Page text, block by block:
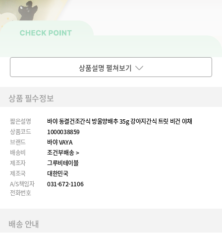
상품설명 펼쳐보기
상품 필수정보
짧은설명
바야 동결건조간식 방울양배추 35g 강아지간식 트릿 비건 야채
상품코드
1000038859
브랜드
바야 VAYA
배송비
조건부배송 >
제조자
그루비테이블
제조국
대한민국
A/S책임자
전화번호
031-672-1106
배송 안내